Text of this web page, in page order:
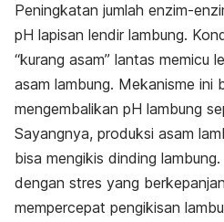
Peningkatan jumlah enzim-
pH lapisan lendir lambung.
“kurang asam” lantas memicu
asam lambung. Mekanisme ini
mengembalikan pH lambung
Sayangnya, produksi asam
bisa mengikis dinding
dengan stres yang
mempercepat pengikisan